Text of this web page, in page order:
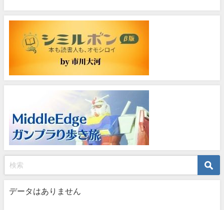
データはありません